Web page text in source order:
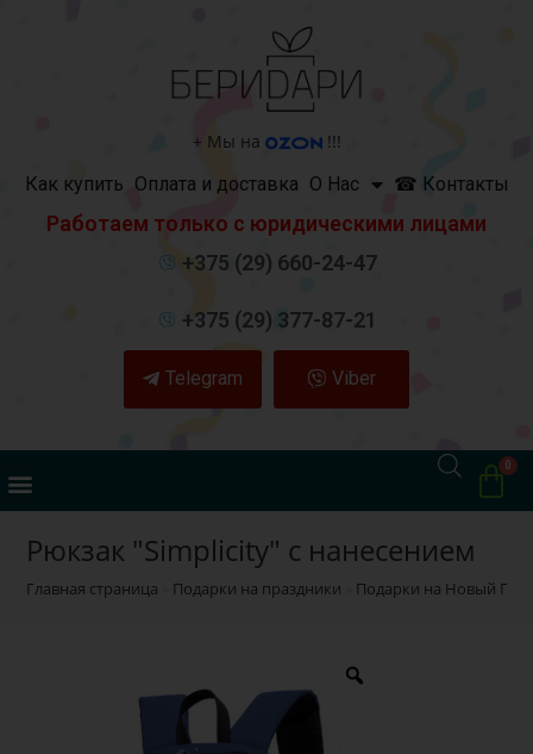
+ Мы на
!!!
Как купить Оплата и доставка О Нас ☎ Контакты
Работаем только с юридическими лицами
+375 (29) 660-24-47
+375 (29) 377-87-21
Telegram Viber
Рюкзак "Simplicity" с нанесением
Главная страница Подарки на праздники Подарки на Новый Год